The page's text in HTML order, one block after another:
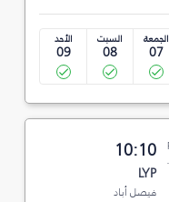
الجمعة
07
السبت
08
الأحد
09
10:10
LYP
فيصل أباد